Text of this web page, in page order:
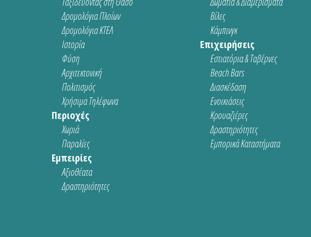
Δρομολόγια Πλοίων
Δρομολόγια ΚΤΕΛ
Ιστορία
Φύση
Αρχιτεκτονική
Πολιτισμός
Χρήσιμα Τηλέφωνα
Περιοχές
Χωριά
Παραλίες
Εμπειρίες
Αξιοθέατα
Δραστηριότητες
Βίλες
Κάμπινγκ
Επιχειρήσεις
Εστιατόρια & Ταβέρνες
Beach Bars
Διασκέδαση
Ενοικιάσεις
Κρουαζιέρες
Δραστηριότητες
Εμπορικά Καταστήματα